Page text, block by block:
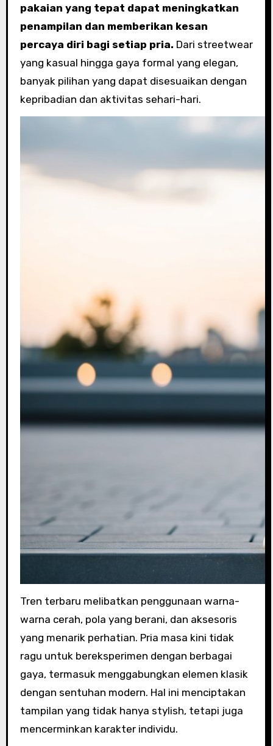
pakaian yang tepat dapat meningkatkan
penampilan dan memberikan kesan
percaya diri bagi setiap pria. Dari streetwear
yang kasual hingga gaya formal yang elegan,
banyak pilihan yang dapat disesuaikan dengan
kepribadian dan aktivitas sehari-hari.
Tren terbaru melibatkan penggunaan warna-
warna cerah, pola yang berani, dan aksesoris
yang menarik perhatian. Pria masa kini tidak
ragu untuk bereksperimen dengan berbagai
gaya, termasuk menggabungkan elemen klasik
dengan sentuhan modern. Hal ini menciptakan
tampilan yang tidak hanya stylish, tetapi juga
mencerminkan karakter individu.